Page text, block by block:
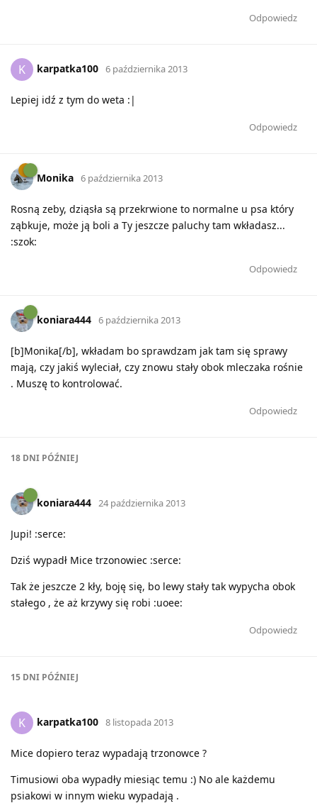
Odpowiedz
K karpatka100 6 października 2013
Lepiej idź z tym do weta :|
Odpowiedz
Monika 6 października 2013
Rosną zeby, dziąsła są przekrwione to normalne u psa który
ząbkuje, może ją boli a Ty jeszcze paluchy tam wkładasz...
:szok:
Odpowiedz
koniara444 6 października 2013
[b]Monika[/b], wkładam bo sprawdzam jak tam się sprawy
mają, czy jakiś wyleciał, czy znowu stały obok mleczaka rośnie
. Muszę to kontrolować.
Odpowiedz
18 DNI PÓŹNIEJ
koniara444 24 października 2013
Jupi! :serce:
Dziś wypadł Mice trzonowiec :serce:
Tak że jeszcze 2 kły, boję się, bo lewy stały tak wypycha obok
stałego , że aż krzywy się robi :uoee:
Odpowiedz
15 DNI PÓŹNIEJ
K karpatka100 8 listopada 2013
Mice dopiero teraz wypadają trzonowce ?
Timusiowi oba wypadły miesiąc temu :) No ale każdemu
psiakowi w innym wieku wypadają .